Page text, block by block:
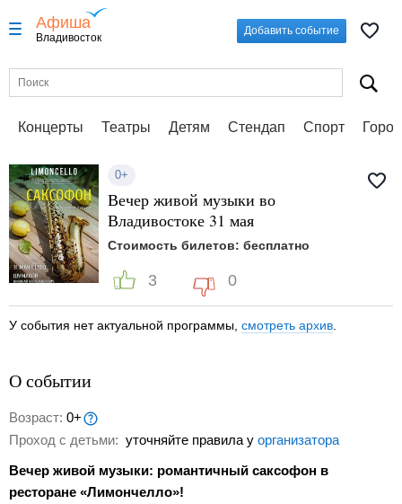
Афиша
Владивосток
Добавить событие
Концерты Театры Детям Стендап Спорт
0+
Вечер живой музыки во
Владивостоке 31 мая
Стоимость билетов: бесплатно
3 0
У события нет актуальной программы, смотреть архив
О событии
Возраст: 0+
Проход с детьми: уточняйте правила у организатора
Вечер живой музыки: романтичный саксофон в
ресторане «Лимончелло»!